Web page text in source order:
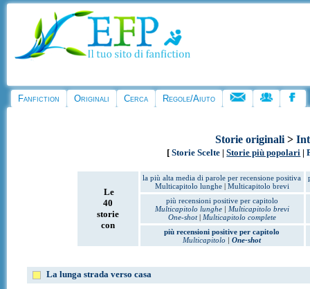
Fanfiction Originali Cerca Regole/Aiuto
Storie originali>
[Storie Scelte |Storie più popolari |
Le
40
storie
con
la più alta media di parole per recensione positiva
Multicapitolo lunghe| Multicapitolo brevi
più recensioni positive per capitolo
Multicapitolo lunghe| Multicapitolo brevi
One-shot| Multicapitolo complete
più recensioni positive per capitolo
Multicapitolo |One-shot
La lunga strada verso casa